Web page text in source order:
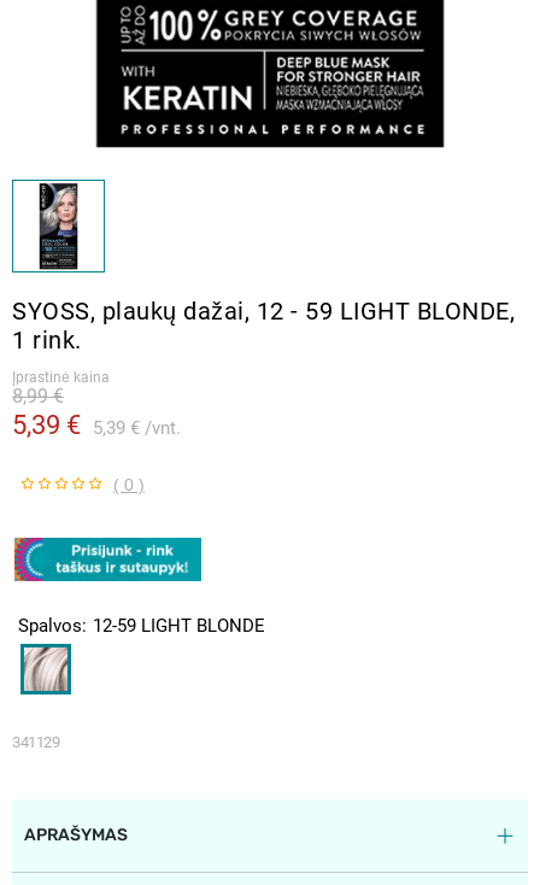
SYOSS, plaukų dažai, 12 - 59 LIGHT BLONDE,
1 rink.
Įprastinė kaina
5,39 € 5,39 € vnt.
8,99 €
( 0 )
341129
Spalvos 12-59 LIGHT BLONDE
APRAŠYMAS